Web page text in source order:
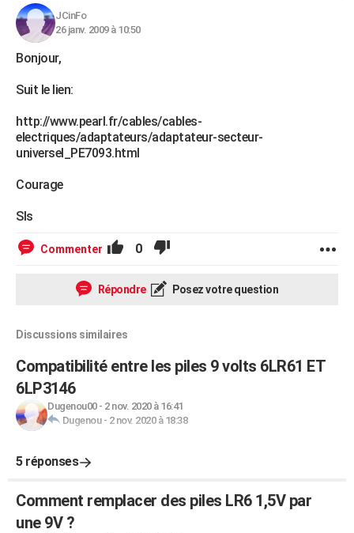
JCinFo
26 janv. 2009 à 10:50
Bonjour,
Suit le lien:
http://www.pearl.fr/cables/cables-
electriques/adaptateurs/adaptateur-secteur-
universel_PE7093.html
Courage
Sls
Commenter 0
Répondre Posez votre question
Discussions similaires
Compatibilité entre les piles 9 volts 6LR61 ET
6LP3146
Dugenou00- 2 nov. 2020 à 16:41
Dugenou- 2 nov. 2020 à 18:38
5 réponses
Comment remplacer des piles LR6 1,5V par
une 9V ?